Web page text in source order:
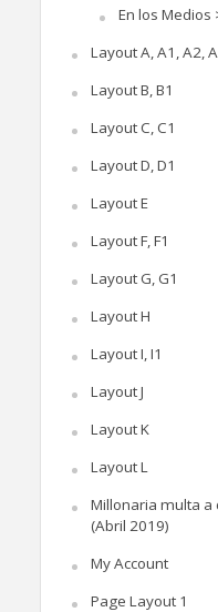
En los Medios
Layout A, A1, A2,
Layout B, B1
Layout C, C1
Layout D, D1
Layout E
Layout F, F1
Layout G, G1
Layout H
Layout I, I1
Layout J
Layout K
Layout L
Millonaria multa a
(Abril 2019)
My Account
Page Layout 1